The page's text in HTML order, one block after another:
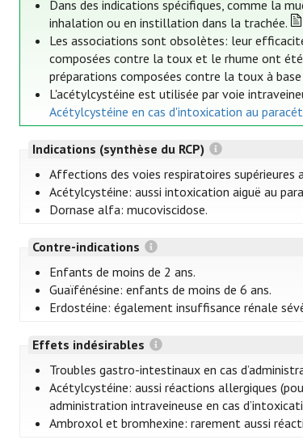
Dans des indications spécifiques, comme la
inhalation ou en instillation dans la trachée.
Les associations sont obsolètes: leur
composées contre la toux et le rhume ont été
préparations composées contre la toux à
L'acétylcystéine est utilisée par voie
Acétylcystéine en cas d'intoxication au
Indications (synthèse du RCP)
Affections des voies respiratoires supérieures
Acétylcystéine: aussi intoxication aiguë au
Dornase alfa: mucoviscidose.
Contre-indications
Enfants de moins de 2 ans.
Guaïfénésine: enfants de moins de 6 ans.
Erdostéine: également insuffisance rénale
Effets indésirables
Troubles gastro-intestinaux en cas
Acétylcystéine: aussi réactions allergiques
administration intraveineuse en cas
Ambroxol et bromhexine: rarement aussi